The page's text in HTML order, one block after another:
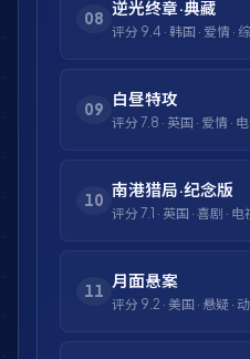
08
逆光终章·典藏
评分 9.4 · 韩国 · 爱情 ·
09
白昼特攻
评分 7.8 · 英国 · 爱情 ·
10
南港猎局·纪念版
评分 7.1 · 英国 · 喜剧 · 电
11
月面悬案
评分 9.2 · 美国 · 悬疑 ·